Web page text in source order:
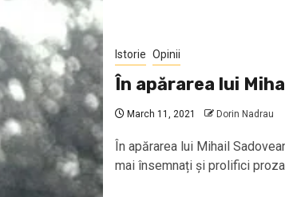
Istorie Opinii
În apărarea lui
March 11, 2021 Dorin Nadrau
În apărarea lui Mihail
mai însemnați și prolifici